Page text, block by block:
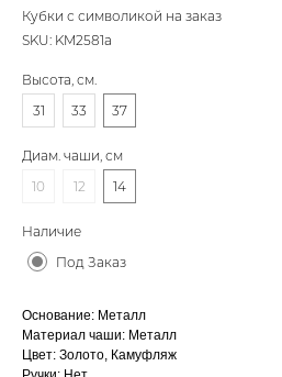
Кубки с символикой на заказ
SKU: KM2581a
Высота, см.
31
33 37
Диам. чаши, см
10
12 14
Наличие
Под Заказ
Основание: Металл
Материал чаши: Металл
Цвет: Золото, Камуфляж